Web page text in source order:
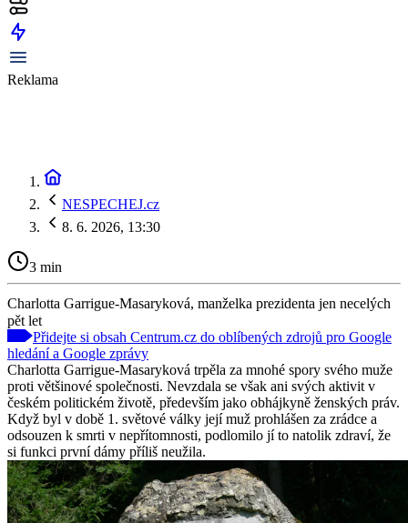
Reklama
NESPECHEJ.cz
8. 6. 2026, 13:30
3 min
Charlotta Garrigue-Masaryková, manželka prezidenta jen necelých
pět let
Přidejte si obsah Centrum.cz do oblíbených zdrojů pro Google
hledání a Google zprávy
Charlotta Garrigue-Masaryková trpěla za mnohé spory svého muže
proti většinové společnosti. Nevzdala se však ani svých aktivit v
českém politickém životě, především jako obhájkyně ženských práv.
Když byl v době 1. světové války její muž prohlášen za zrádce a
odsouzen k smrti v nepřítomnosti, podlomilo jí to natolik zdraví, že
si funkci první dámy příliš neužila.